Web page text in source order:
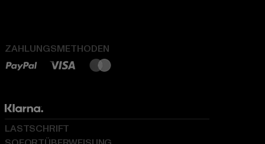
ZAHLUNGSMETHODEN
LASTSCHRIFT